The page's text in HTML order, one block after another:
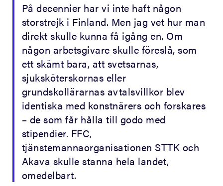
På decennier har vi inte haft någon
storstrejk i Finland. Men jag vet hur man
direkt skulle kunna få igång en. Om
någon arbetsgivare skulle föreslå, som
ett skämt bara, att svetsarnas,
sjuksköterskornas eller
grundskollärarnas avtalsvillkor blev
identiska med konstnärers och forskares
– de som får hålla till godo med
stipendier. FFC,
tjänstemannaorganisationen STTK och
Akava skulle stanna hela landet,
omedelbart.